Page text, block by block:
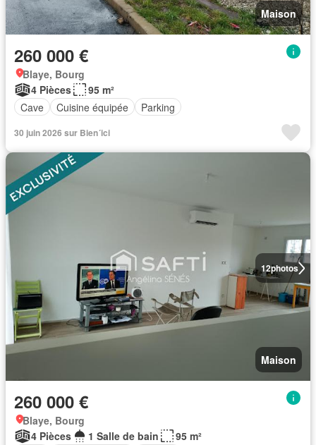
Maison
260 000 €
Blaye, Bourg
4 Pièces
95 m²
Cave
Cuisine équipée Parking
30 juin 2026 sur Bien´ici
12photos
Maison
260 000 €
Blaye, Bourg
4 Pièces
1 Salle de bain
95 m²